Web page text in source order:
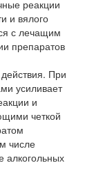
реакции
и вялого
с лечащим
препаратов
При
усиливает
и
четкой
числе
алкогольных